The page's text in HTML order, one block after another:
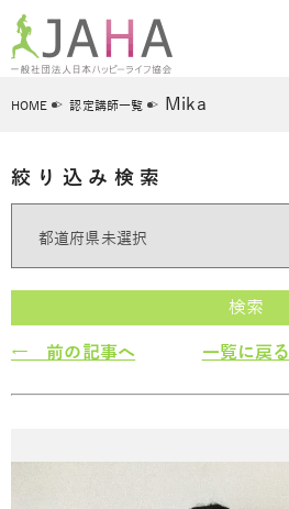
HOME 認定講師一覧 Mika
絞り込み検索
検索
← 前の記事へ 一覧に戻る